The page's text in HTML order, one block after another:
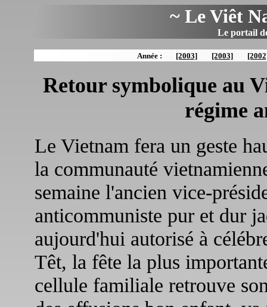
~ Le Viêt
Le portail
Année : [2003] [2003]
Retour symbolique au
régime
Le Vietnam fera un geste
la communauté
semaine l'ancien vice-
anticommuniste pur et dur
aujourd'hui autorisé à
Têt, la fête la plus
cellule familiale retrouve